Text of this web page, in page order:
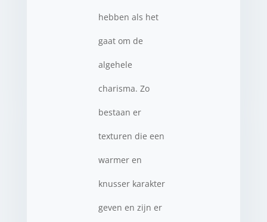
hebben als het
gaat om de
algehele
charisma. Zo
bestaan er
texturen die een
warmer en
knusser karakter
geven en zijn er